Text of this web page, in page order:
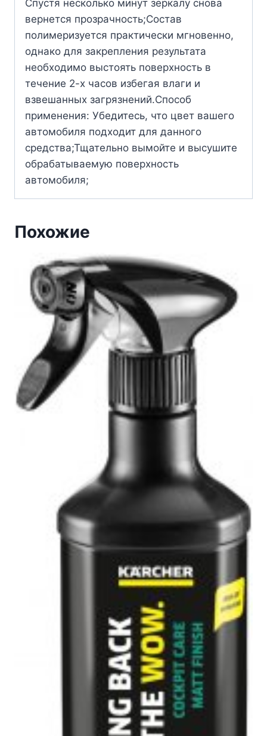
Спустя несколько минут зеркалу снова
вернется прозрачность;Состав
полимеризуется практически мгновенно,
однако для закрепления результата
необходимо выстоять поверхность в
течение 2-х часов избегая влаги и
взвешанных загрязнений.Способ
применения: Убедитесь, что цвет вашего
автомобиля подходит для данного
средства;Тщательно вымойте и высушите
обрабатываемую поверхность
автомобиля;
Похожие